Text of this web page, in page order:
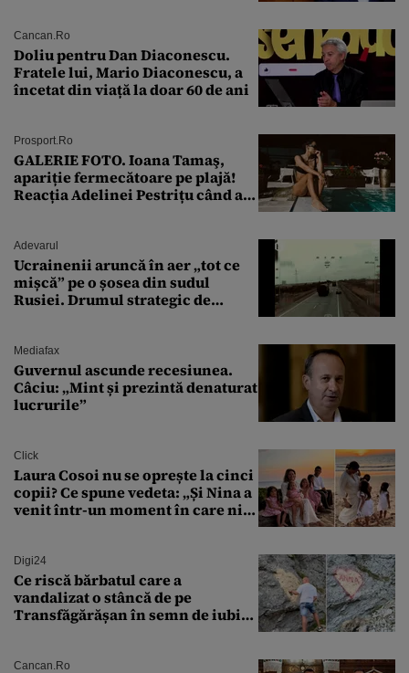
Cancan.ro
Doliu pentru Dan Diaconescu.
Fratele lui, Mario Diaconescu, a
încetat din viață la doar 60 de ani
Prosport.ro
GALERIE FOTO. Ioana Tamaş,
apariție fermecătoare pe plajă!
Reacția Adelinei Pestrițu când a
Adevarul
Ucrainenii aruncă în aer „tot ce
mișcă” pe o șosea din sudul
Rusiei. Drumul strategic de
Mediafax
Guvernul ascunde recesiunea.
Câciu: „Mint și prezintă denaturat
lucrurile”
Click
Laura Cosoi nu se oprește la cinci
copii? Ce spune vedeta: „Și Nina a
venit într-un moment în care nici
Digi24
Ce riscă bărbatul care a
vandalizat o stâncă de pe
Transfăgărășan în semn de iubire
Cancan.ro